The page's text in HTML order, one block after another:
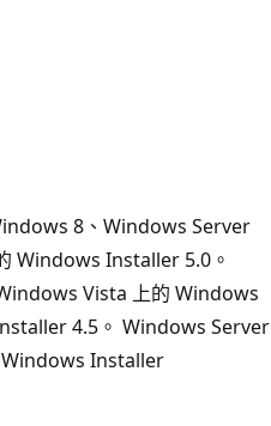
8、Windows Server
Windows Installer 5.0。
Vista 上的 Windows
4.5。 Windows Server
Windows Installer